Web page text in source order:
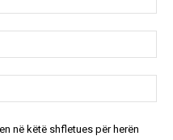
në këtë shfletues për herën